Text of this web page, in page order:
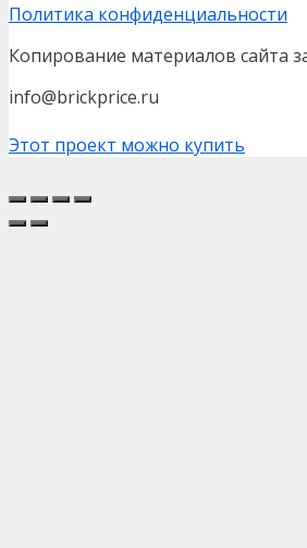
Политика конфиденциальности
Копирование материалов сайта
info@brickprice.ru
Этот проект можно купить